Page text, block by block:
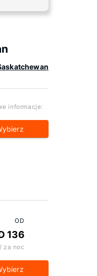
informacje:
OD
136
za noc